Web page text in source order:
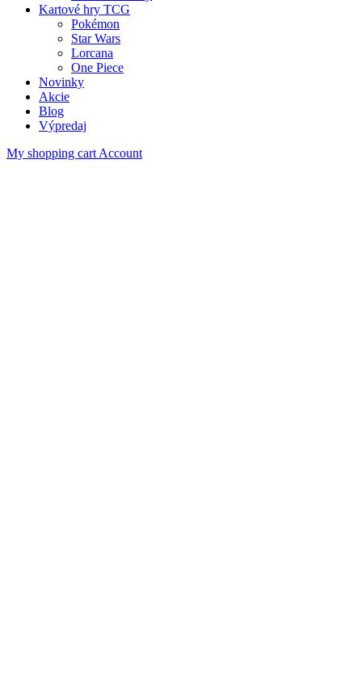
Kartové hry TCG
Pokémon
Star Wars
Lorcana
One Piece
Novinky
Akcie
Blog
Výpredaj
My shopping cart Account